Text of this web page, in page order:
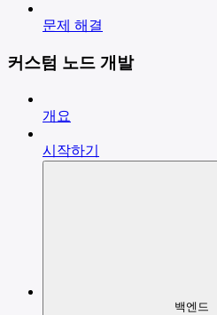
문제 해결
커스텀 노드 개발
개요
시작하기
백엔드